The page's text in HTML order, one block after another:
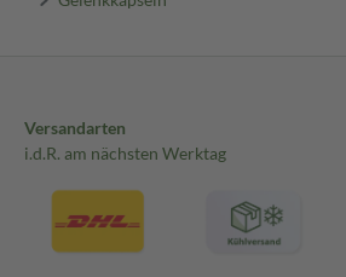
Versandarten
i.d.R. am nächsten Werktag